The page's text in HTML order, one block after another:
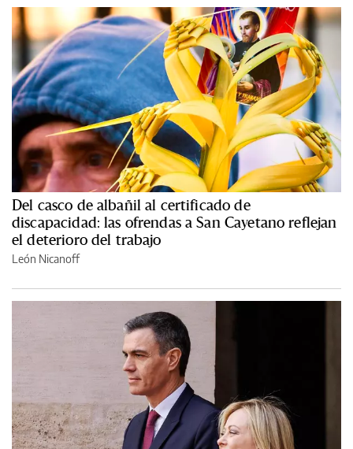
Del casco de albañil al certificado de
discapacidad: las ofrendas a San Cayetano reflejan
el deterioro del trabajo
León Nicanoff